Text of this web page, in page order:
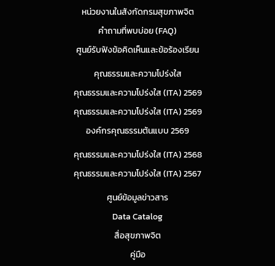
หน่วยงานในสังกัดกรมสุขภาพจิต
คำถามที่พบบ่อย (FAQ)
ศูนย์รับฟังข้อคิดเห็นและข้อร้องเรียน
คุณธรรมและความโปร่งใส
คุณธรรมและความโปร่งใส (ITA) 2569
คุณธรรมและความโปร่งใส (ITA) 2569
องค์กรคุณธรรมต้นแบบ 2569
คุณธรรมและความโปร่งใส (ITA) 2568
คุณธรรมและความโปร่งใส (ITA) 2567
ศูนย์ข้อมูลข่าวสาร
Data Catalog
สื่อสุขภาพจิต
คู่มือ